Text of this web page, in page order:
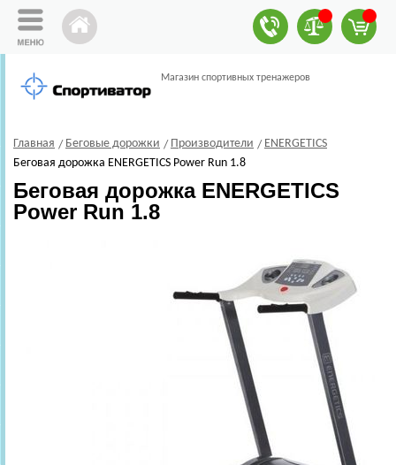
Магазин спортивных тренажеров
Главная Беговые дорожки Производители
ENERGETICS
Беговая дорожка ENERGETICS Power Run 1.8
Беговая дорожка ENERGETICS
Power Run 1.8